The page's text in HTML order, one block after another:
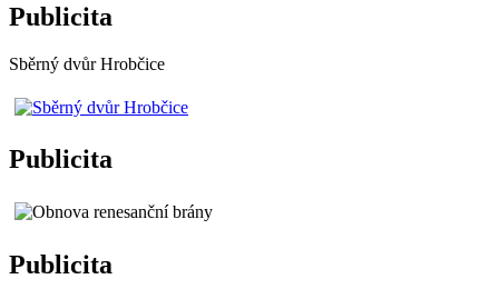
Publicita
Sběrný dvůr Hrobčice
Publicita
Publicita